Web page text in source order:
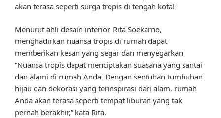
akan terasa seperti surga tropis di tengah kota!
Menurut ahli desain interior, Rita Soekarno,
menghadirkan nuansa tropis di rumah dapat
memberikan kesan yang segar dan menyegarkan.
“Nuansa tropis dapat menciptakan suasana yang santai
dan alami di rumah Anda. Dengan sentuhan tumbuhan
hijau dan dekorasi yang terinspirasi dari alam, rumah
Anda akan terasa seperti tempat liburan yang tak
pernah berakhir,” kata Rita.